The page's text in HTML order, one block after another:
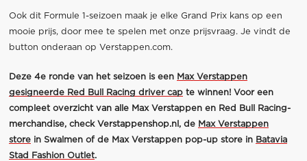
Ook dit Formule 1-seizoen maak je elke Grand Prix kans op een
mooie prijs, door mee te spelen met onze prijsvraag. Je vindt de
button onderaan op Verstappen.com.
Deze 4e ronde van het seizoen is een Max Verstappen
gesigneerde Red Bull Racing driver capte winnen! Voor een
compleet overzicht van alle Max Verstappen en Red Bull Racing-
merchandise, check Verstappenshop.nl , de Max Verstappen
storein Swalmen of de Max Verstappen pop-up store in Batavia
Stad Fashion Outlet.